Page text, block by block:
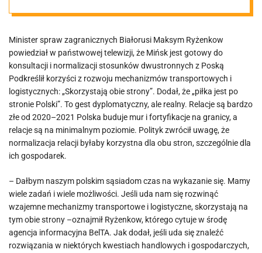
Minister spraw zagranicznych Białorusi Maksym Ryżenkow
powiedział w państwowej telewizji, że Mińsk jest gotowy do
konsultacji i normalizacji stosunków dwustronnych z Poską
Podkreślił korzyści z rozwoju mechanizmów transportowych i
logistycznych: „Skorzystają obie strony”. Dodał, że „piłka jest po
stronie Polski”. To gest dyplomatyczny, ale realny. Relacje są bardzo
złe od 2020–2021 Polska buduje mur i fortyfikacje na granicy, a
relacje są na minimalnym poziomie. Polityk zwrócił uwagę, że
normalizacja relacji byłaby korzystna dla obu stron, szczególnie dla
ich gospodarek.
– Dałbym naszym polskim sąsiadom czas na wykazanie się. Mamy
wiele zadań i wiele możliwości. Jeśli uda nam się rozwinąć
wzajemne mechanizmy transportowe i logistyczne, skorzystają na
tym obie strony –oznajmił Ryżenkow, którego cytuje w środę
agencja informacyjna BelTA. Jak dodał, jeśli uda się znaleźć
rozwiązania w niektórych kwestiach handlowych i gospodarczych,